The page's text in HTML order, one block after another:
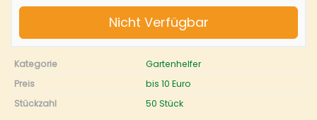
Nicht Verfügbar
Kategorie
Gartenhelfer
Preis
bis 10 Euro
Stückzahl
50 Stück